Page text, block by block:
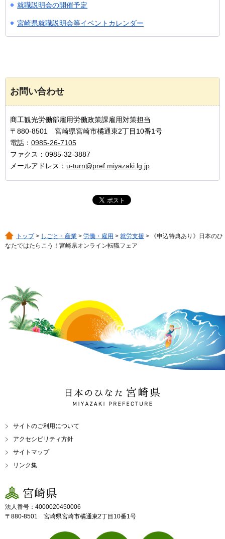
就職説明会の開催予定
宮崎県就職説明会等イベントカレンダー
お問い合わせ
商工観光労働部雇用労働政策課雇用対策担当
〒880-8501 宮崎県宮崎市橘通東2丁目10番1号
電話： 0985-26-7105
ファクス：0985-32-3887
メールアドレス： u-turn@pref.miyazaki.lg.jp
トップ> しごと・産業 > 労働・雇用 > 就労支援 > 《申込特典あり》日本のひ
なたではたらこう！宮崎県オンライン転職フェア
日本のひなた 宮崎県
MIYAZAKI PREFECTURE
サイトのご利用について
アクセシビリティ方針
サイトマップ
リンク集
宮崎県
法人番号：4000020450006
〒880-8501 宮崎県宮崎市橘通東2丁目10番1号